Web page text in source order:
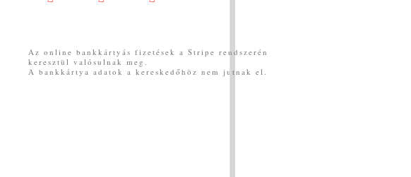
FacebookYouTube Messenger
Az online bankkártyás fizetések a Stripe rendszerén
keresztül valósulnak meg.
A bankkártya adatok a kereskedőhöz nem jutnak el.